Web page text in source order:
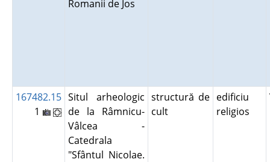
Romanii de Jos
167482.15
1
Situl arheologic
de la Râmnicu-
Vâlcea -
Catedrala
"Sfântul Nicolae.
structură de
cult
edificiu
religios